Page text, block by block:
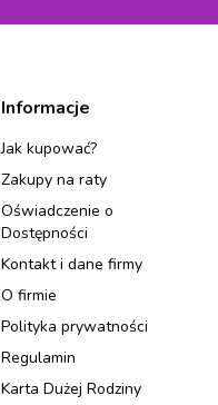
Informacje
Jak kupować?
Zakupy na raty
Oświadczenie o
Dostępności
Kontakt i dane firmy
O firmie
Polityka prywatności
Regulamin
Karta Dużej Rodziny